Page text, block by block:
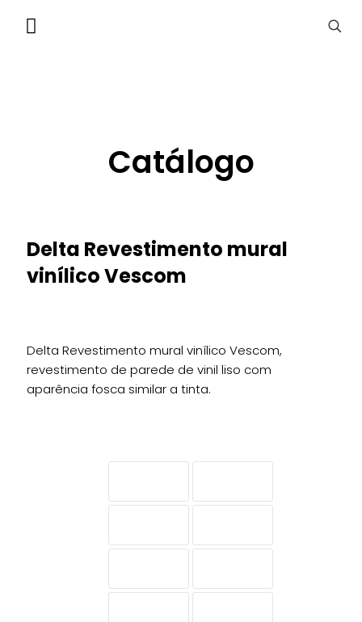
Catálogo
Delta Revestimento mural
vinílico Vescom
Delta Revestimento mural vinílico Vescom,
revestimento de parede de vinil liso com
aparência fosca similar a tinta.